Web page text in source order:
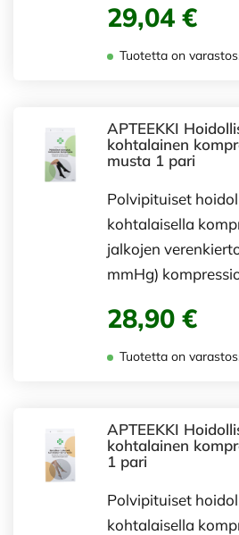
29,04 €
Tuotetta on
APTEEKKI
kohtalainen
musta 1 pari
Polvipituiset
kohtalaisella
jalkojen
mmHg)
28,90 €
Tuotetta on
APTEEKKI
kohtalainen
1 pari
Polvipituiset
kohtalaisella